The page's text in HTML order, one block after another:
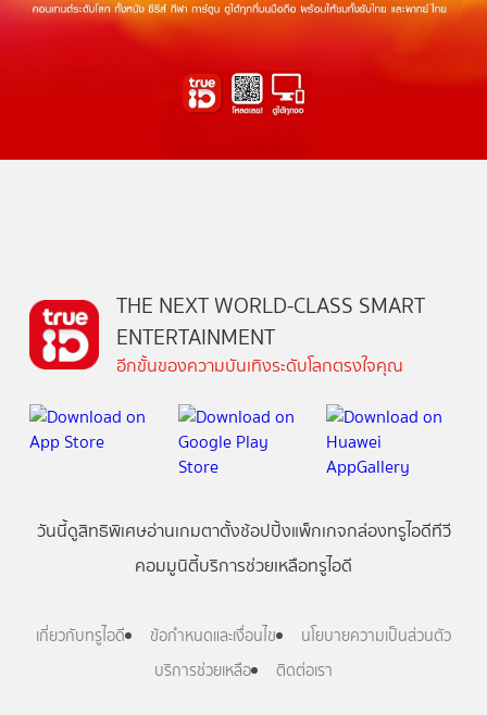
THE NEXT WORLD-CLASS SMART
ENTERTAINMENT
อีกขั้นของความบันเทิงระดับโลกตรงใจคุณ
วันนี้ดูสิทธิพิเศษอ่านเกมตาตั้งช้อปปิ้งแพ็กเกจกล่องทรูไอดีทีวี
คอมมูนิตี้บริการช่วยเหลือทรูไอดี
เกี่ยวกับทรูไอดี ข้อกำหนดและเงื่อนไข
นโยบายความเป็นส่วนตัว
บริการช่วยเหลือ
ติดต่อเรา